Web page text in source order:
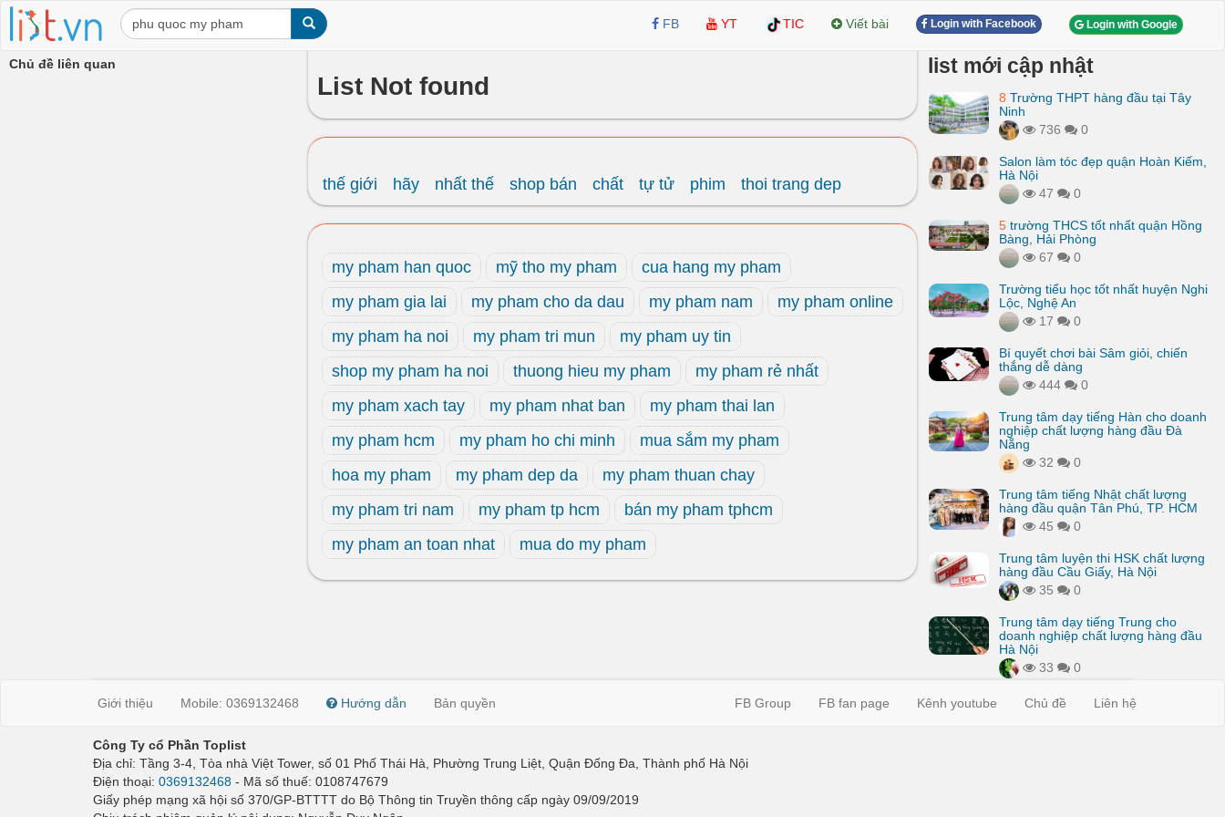
FB YT TIC Viết bài Login with Facebook Login with Google
Chủ đề liên quan
List Not found
thế giới hãy nhất thế shop bán chất tự tử phim thoi trang dep
my pham han quoc mỹ tho my pham
cua hang my pham
my pham gia lai
my pham cho da dau my pham nam
my pham online
my pham ha noi
my pham tri mun
my pham uy tin
shop my pham ha noi
thuong hieu my pham
my pham rẻ nhất
my pham xach tay
my pham nhat ban
my pham thai lan
my pham hcm
my pham ho chi minh
mua sắm my pham
hoa my pham
my pham dep da
my pham thuan chay
my pham tri nam
my pham tp hcm
bán my pham tphcm
my pham an toan nhat
mua do my pham
list mới cập nhật
8 Trường THPT hàng đầu tại Tây
Ninh
736
0
Salon làm tóc đẹp quận Hoàn Kiếm,
Hà Nội
47
0
5 trường THCS tốt nhất quận Hồng
Bàng, Hải Phòng
67
0
Trường tiểu học tốt nhất huyện Nghi
Lộc, Nghệ An
17
0
Bí quyết chơi bài Sâm giỏi, chiến
thắng dễ dàng
444
0
Trung tâm dạy tiếng Hàn cho doanh
nghiệp chất lượng hàng đầu Đà
Nẵng
32
0
Trung tâm tiếng Nhật chất lượng
hàng đầu quận Tân Phú, TP. HCM
45
0
Trung tâm luyện thi HSK chất lượng
hàng đầu Cầu Giấy, Hà Nội
35
0
Trung tâm dạy tiếng Trung cho
doanh nghiệp chất lượng hàng đầu
Hà Nội
33
0
Giới thiệu Mobile: 0369132468 Hướng dẫn Bản quyền FB Group FB fan page Kênh youtube Chủ đề Liên hệ
Công Ty cổ Phần Toplist
Địa chỉ: Tầng 3-4, Tòa nhà Việt Tower, số 01 Phố Thái Hà, Phường Trung Liệt, Quận Đống Đa, Thành phố Hà Nội
Điện thoại: 0369132468 - Mã số thuế: 0108747679
Giấy phép mạng xã hội số 370/GP-BTTTT do Bộ Thông tin Truyền thông cấp ngày 09/09/2019